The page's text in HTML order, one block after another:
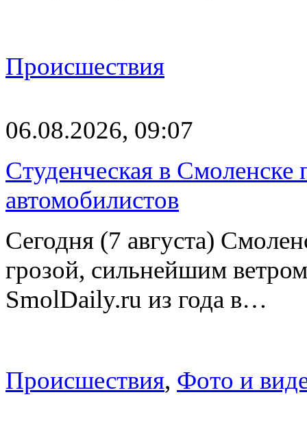
Происшествия
06.08.2026, 09:07
Студенческая в Смоленске
автомобилистов
Сегодня (7 августа)
грозой, сильнейшим
SmolDaily.ru из года в…
Происшествия, Фото и